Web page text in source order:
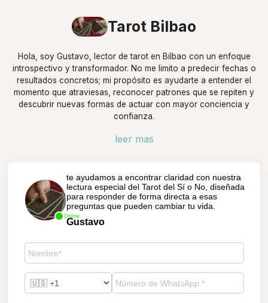
Tarot Bilbao
Hola, soy Gustavo, lector de tarot en Bilbao con un enfoque
introspectivo y transformador. No me limito a predecir fechas o
resultados concretos; mi propósito es ayudarte a entender el
momento que atraviesas, reconocer patrones que se repiten y
descubrir nuevas formas de actuar con mayor conciencia y
confianza.
leer mas
Online
te ayudamos a encontrar claridad con nuestra
lectura especial del Tarot del Sí o No, diseñada
para responder de forma directa a esas
preguntas que pueden cambiar tu vida.
Gustavo